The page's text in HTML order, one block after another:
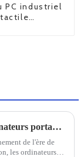
PC industriel
Les ordinateurs portables renforcés nationaux sont-ils fiables ?
de l'ère de
les ordinateurs